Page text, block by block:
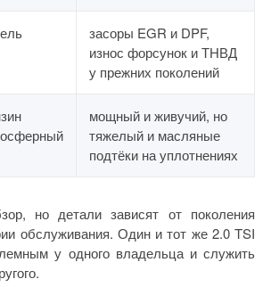
засоры EGR и DPF,
износ форсунок и ТНВД
у прежних поколений
мощный и живучий, но
тяжелый и масляные
подтёки на уплотнениях
но детали зависят от поколения
обслуживания. Один и тот же 2.0 TSI
у одного владельца и служить